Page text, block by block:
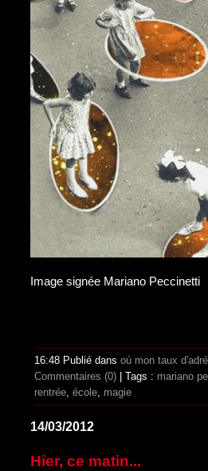
Image signée Mariano Peccinetti
16:48 Publié dans où mon taux
Commentaires (0) | Tags : mariano
rentrée, école, magie
14/03/2012
Hier, ce matin...